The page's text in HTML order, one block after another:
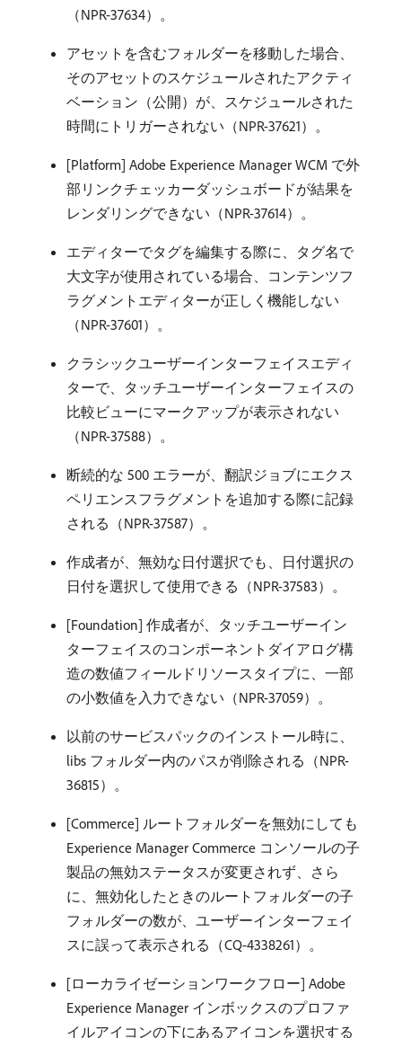
（NPR-37634）。
アセットを含むフォルダーを移動した場合、
そのアセットのスケジュールされたアクティ
ベーション（公開）が、スケジュールされた
時間にトリガーされない（NPR-37621）。
[Platform] Adobe Experience Manager WCM で外
部リンクチェッカーダッシュボードが結果を
レンダリングできない（NPR-37614）。
エディターでタグを編集する際に、タグ名で
大文字が使用されている場合、コンテンツフ
ラグメントエディターが正しく機能しない
（NPR-37601）。
クラシックユーザーインターフェイスエディ
ターで、タッチユーザーインターフェイスの
比較ビューにマークアップが表示されない
（NPR-37588）。
断続的な 500 エラーが、翻訳ジョブにエクス
ペリエンスフラグメントを追加する際に記録
される（NPR-37587）。
作成者が、無効な日付選択でも、日付選択の
日付を選択して使用できる（NPR-37583）。
[Foundation] 作成者が、タッチユーザーイン
ターフェイスのコンポーネントダイアログ構
造の数値フィールドリソースタイプに、一部
の小数値を入力できない（NPR-37059）。
以前のサービスパックのインストール時に、
libs フォルダー内のパスが削除される（NPR-
36815）。
[Commerce] ルートフォルダーを無効にしても
Experience Manager Commerce コンソールの子
製品の無効ステータスが変更されず、さら
に、無効化したときのルートフォルダーの子
フォルダーの数が、ユーザーインターフェイ
スに誤って表示される（CQ-4338261）。
[ローカライゼーションワークフロー] Adobe
Experience Manager インボックスのプロファ
イルアイコンの下にあるアイコンを選択する